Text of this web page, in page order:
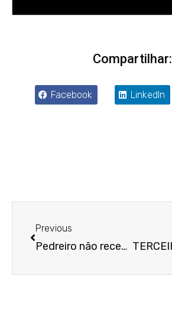
Compartilhar:
Facebook LinkedIn
Previous
Pedreiro não receberá adicional de insalubridade por contato com cimento